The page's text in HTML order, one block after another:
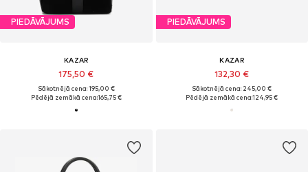
PIEDĀVĀJUMS
KAZAR
175,50 €
Sākotnējā cena: 195,00 €
Pēdējā zemākā cena:165,75 €
PIEDĀVĀJUMS
KAZAR
132,30 €
Sākotnējā cena: 245,00 €
Pēdējā zemākā cena:124,95 €